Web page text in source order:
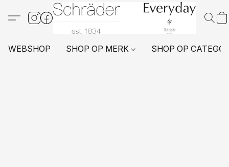
WEBSHOP SHOP OP MERK SHOP OP